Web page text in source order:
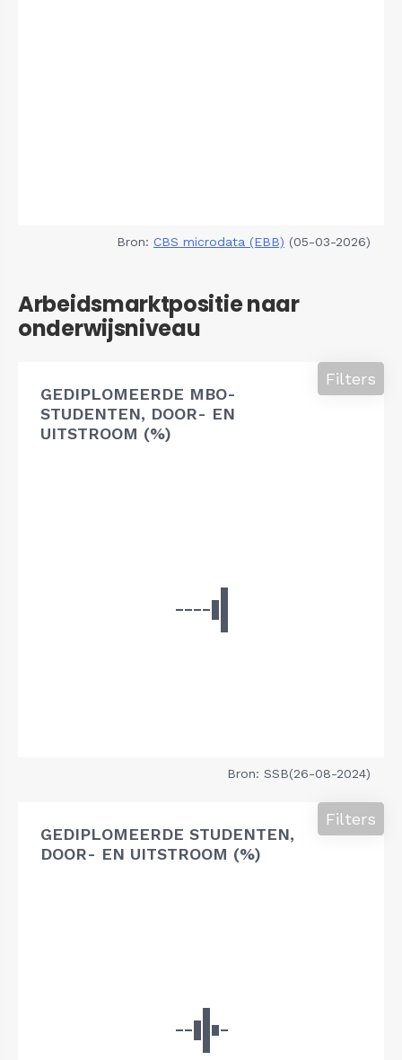
Bron: CBS microdata (EBB) (05-03-2026)
Arbeidsmarktpositie naar
onderwijsniveau
GEDIPLOMEERDE MBO-
STUDENTEN, DOOR- EN
UITSTROOM (%)
Filters
Bron: SSB(26-08-2024)
GEDIPLOMEERDE STUDENTEN,
DOOR- EN UITSTROOM (%)
Filters